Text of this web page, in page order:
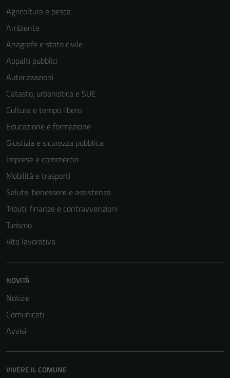
Agricoltura e pesca
Ambiente
Anagrafe e stato civile
Appalti pubblici
Autorizzazioni
Catasto, urbanistica e SUE
Cultura e tempo libero
Educazione e formazione
Giustizia e sicurezza pubblica
Imprese e commercio
Mobilità e trasporti
Salute, benessere e assistenza
Tributi, finanze e contravvenzioni
Turismo
Vita lavorativa
NOVITÀ
Notizie
Comunicati
Avvisi
VIVERE IL COMUNE